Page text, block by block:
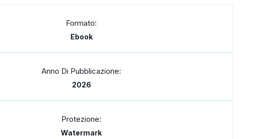
Formato:
Ebook
Anno Di Pubblicazione:
2026
Protezione:
Watermark